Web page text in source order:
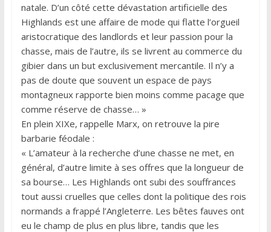
natale. D’un côté cette dévastation artificielle des
Highlands est une affaire de mode qui flatte l’orgueil
aristocratique des landlords et leur passion pour la
chasse, mais de l’autre, ils se livrent au commerce du
gibier dans un but exclusivement mercantile. Il n’y a
pas de doute que souvent un espace de pays
montagneux rapporte bien moins comme pacage que
comme réserve de chasse… »
En plein XIXe, rappelle Marx, on retrouve la pire
barbarie féodale :
« L’amateur à la recherche d’une chasse ne met, en
général, d’autre limite à ses offres que la longueur de
sa bourse… Les Highlands ont subi des souffrances
tout aussi cruelles que celles dont la politique des rois
normands a frappé l’Angleterre. Les bêtes fauves ont
eu le champ de plus en plus libre, tandis que les